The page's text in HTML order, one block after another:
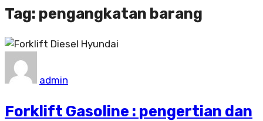
Tag: pengangkatan barang
admin
Forklift Gasoline : pengertian dan